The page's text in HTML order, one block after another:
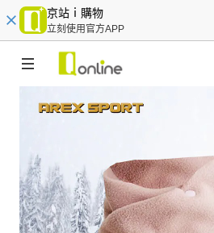
京站ｉ購物
立刻使用官方APP